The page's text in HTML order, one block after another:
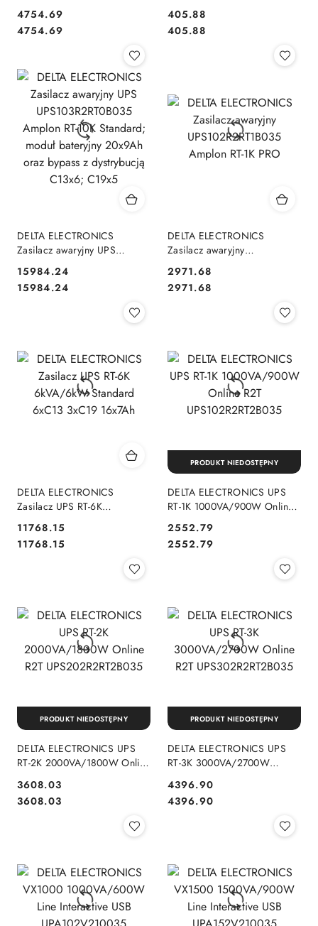
Jednofazowy, 230 Vac
UPS302R2RT1B035 RT-3K Pro
3000VA/3000W
Cena:
4754.69
Cena:
4754.69
Line inter. UPA601V210035
Cena:
405.88
Cena:
405.88
DELTA ELECTRONICS
Zasilacz awaryjny UPS
RT-10K Standard; moduł
bateryjny 20x9Ah oraz bypass
z dystrybucją C13x6; C19x5
Cena:
15984.24
Cena:
15984.24
DELTA ELECTRONICS
Zasilacz awaryjny
RT-1K PRO
Cena:
2971.68
Cena:
2971.68
DELTA ELECTRONICS
Zasilacz UPS RT-6K
6kVA/6kW Standard 6xC13
3xC19 16x7Ah
Cena:
11768.15
Cena:
11768.15
DELTA ELECTRONICS UPS
RT-1K 1000VA/900W Online
R2T UPS102R2RT2B035
Cena:
2552.79
Cena:
2552.79
PRODUKT NIEDOSTĘPNY
DELTA ELECTRONICS UPS
RT-2K 2000VA/1800W Online
Cena:
3608.03
Cena:
3608.03
PRODUKT NIEDOSTĘPNY
DELTA ELECTRONICS UPS
RT-3K 3000VA/2700W
UPS302R2RT2B035
Cena:
4396.90
Cena:
4396.90
PRODUKT NIEDOSTĘPNY